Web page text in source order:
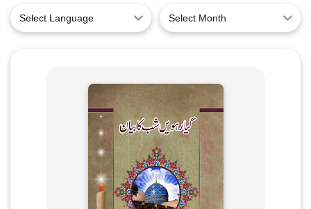
Select Language Select Month